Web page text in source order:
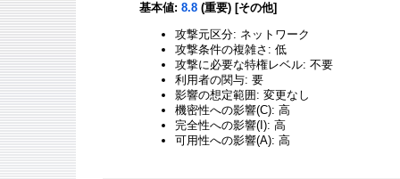
基本値: 8.8 (重要) [その他]
攻撃元区分: ネットワーク
攻撃条件の複雑さ: 低
攻撃に必要な特権レベル: 不要
利用者の関与: 要
影響の想定範囲: 変更なし
機密性への影響(C): 高
完全性への影響(I): 高
可用性への影響(A): 高